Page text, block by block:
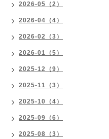
2026-05（2）
2026-04（4）
2026-02（3）
2026-01（5）
2025-12（9）
2025-11（3）
2025-10（4）
2025-09（6）
2025-08（3）